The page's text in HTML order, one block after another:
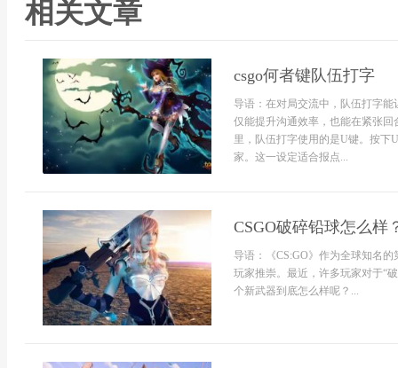
相关文章
csgo何者键队伍打字
导语：在对局交流中，队伍打字
仅能提升沟通效率，也能在紧张
里，队伍打字使用的是U键。按下
家。这一设定适合报点...
CSGO破碎铅球怎么样
导语：《CS:GO》作为全球知名
玩家推崇。最近，许多玩家对于“
个新武器到底怎么样呢？...